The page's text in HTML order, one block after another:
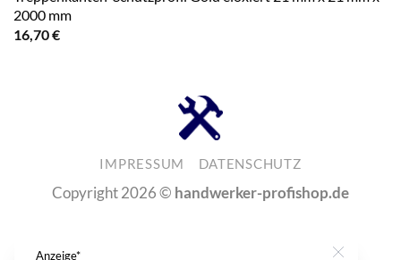
2000 mm
16,70€
IMPRESSUM DATENSCHUTZ
Copyright 2026 © handwerker-profishop.de
Anzeige*